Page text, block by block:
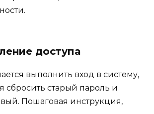
доступа
выполнить вход в систему,
сбросить старый пароль и
Пошаговая инструкция,